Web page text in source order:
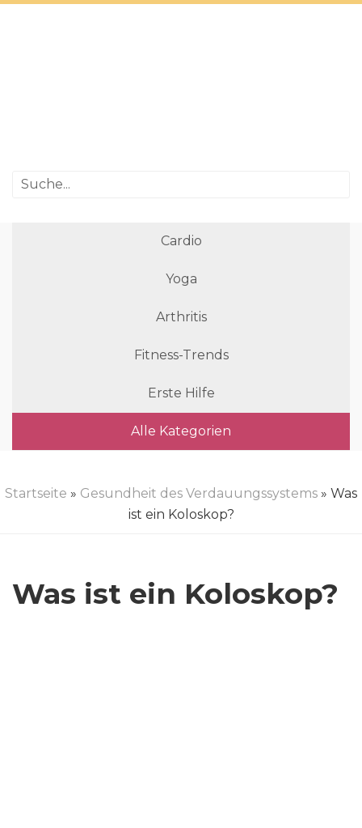
Cardio
Yoga
Arthritis
Fitness-Trends
Erste Hilfe
Alle Kategorien
Startseite » Gesundheit des Verdauungssystems » Was
ist ein Koloskop?
Was ist ein Koloskop?